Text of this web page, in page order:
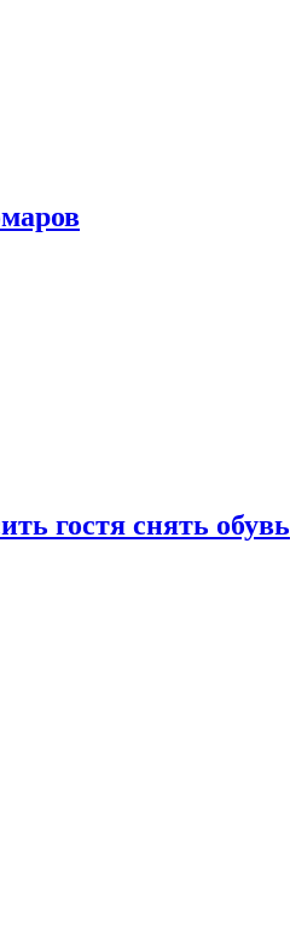
гостя снять обувь